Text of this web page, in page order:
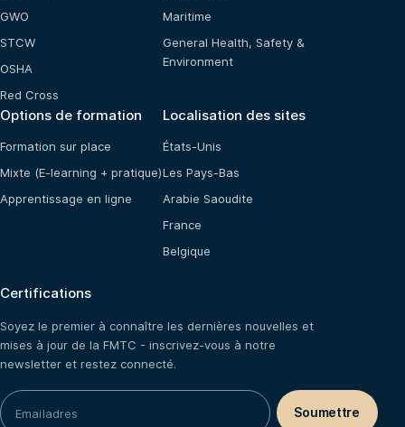
GWO
STCW
OSHA
Red Cross
Maritime
General Health, Safety &
Environment
Options de formation
Formation sur place
Mixte (E-learning + pratique)
Apprentissage en ligne
Localisation des sites
États-Unis
Les Pays-Bas
Arabie Saoudite
France
Belgique
Certifications
Soyez le premier à connaître les dernières nouvelles et
mises à jour de la FMTC - inscrivez-vous à notre
newsletter et restez connecté.